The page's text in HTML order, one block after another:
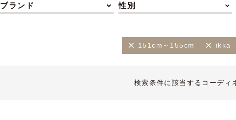
ブランド 性別
151cm～155cm ikka
検索条件に該当するコーディ